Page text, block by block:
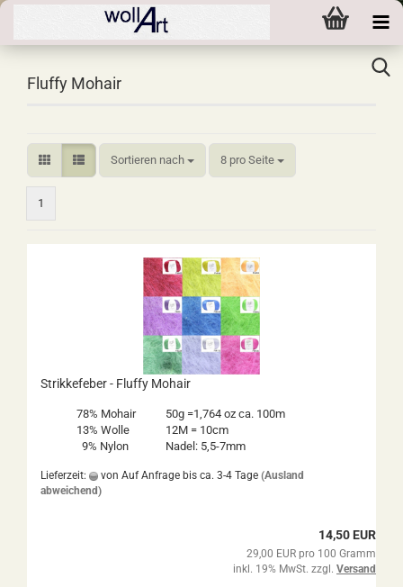
Fluffy Mohair
Sortieren nach
Sortieren nach 8 pro Seite
pro Seite
1
Strikkefeber - Fluffy Mohair
78% Mohair
50g =1,764 oz ca. 100m
13% Wolle
12M = 10cm
9% Nylon
Nadel: 5,5-7mm
Lieferzeit: von Auf Anfrage bis ca. 3-4 Tage (Ausland
abweichend)
14,50 EUR
29,00 EUR pro 100 Gramm
inkl. 19% MwSt. zzgl. Versand